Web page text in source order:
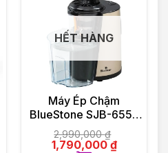
HẾT HÀNG
Máy Ép Chậm
BlueStone SJB-6556
150W
2,990,000₫
1,790,000 ₫